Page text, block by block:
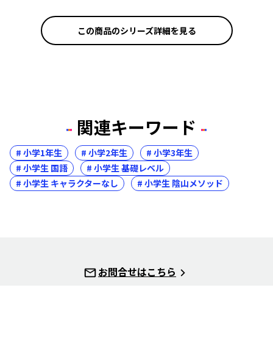
この商品のシリーズ詳細を見る
関連キーワード
# 小学1年生 # 小学2年生
# 小学3年生
# 小学生 国語
# 小学生 基礎レベル
# 小学生 キャラクターなし
# 小学生 陰山メソッド
お問合せはこちら